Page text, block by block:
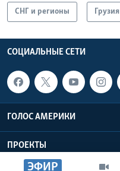
ЭФИР
СНГ и регионы Грузия
СОЦИАЛЬНЫЕ СЕТИ
ГОЛОС АМЕРИКИ
ПРОЕКТЫ